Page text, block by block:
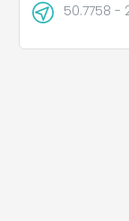
50.7758 -